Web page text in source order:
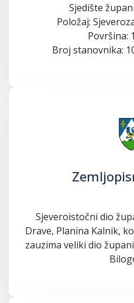
Sjedište
Položaj:
Površina:
Broj stanovnika:
Sjeveroistočni dio
Drave, Planina Kalnik,
zauzima veliki dio